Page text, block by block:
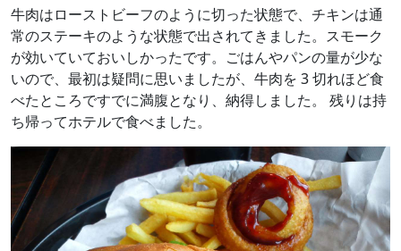
牛肉はローストビーフのように切った状態で、チキンは通
常のステーキのような状態で出されてきました。スモーク
が効いていておいしかったです。ごはんやパンの量が少な
いので、最初は疑問に思いましたが、牛肉を 3 切れほど食
べたところですでに満腹となり、納得しました。 残りは持
ち帰ってホテルで食べました。